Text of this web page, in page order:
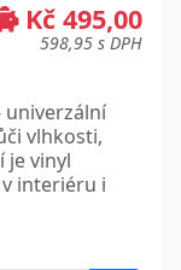
Kč 495,00
598,95 s DPH
univerzální
vlhkosti,
je vinyl
interiéru i